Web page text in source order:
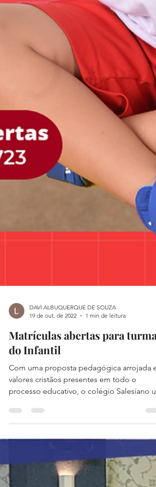
DAVI ALBUQUERQUE DE SOUZA
19 de out. de 2022
1 min de leitura
Matrículas abertas para turmas
do Infantil
Com uma proposta pedagógica arrojada e
processo educativo, o colégio Salesiano
a tradição e as...